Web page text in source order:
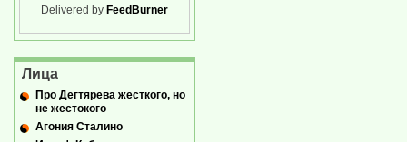
Delivered by FeedBurner
Лица
Про Дегтярева жесткого, но
не жестокого
Агония Сталино